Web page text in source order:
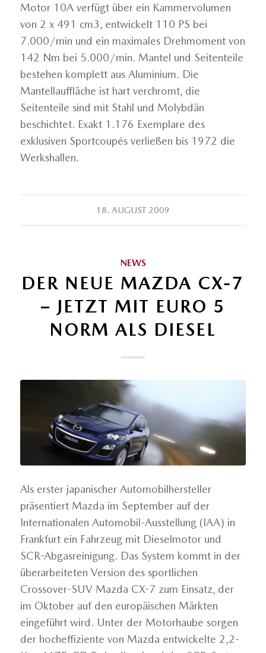
Motor 10A verfügt über ein Kammervolumen
von 2 x 491 cm3, entwickelt 110 PS bei
7.000/min und ein maximales Drehmoment von
142 Nm bei 5.000/min. Mantel und Seitenteile
bestehen komplett aus Aluminium. Die
Mantellauffläche ist hart verchromt, die
Seitenteile sind mit Stahl und Molybdän
beschichtet. Exakt 1.176 Exemplare des
exklusiven Sportcoupés verließen bis 1972 die
Werkshallen.
18. AUGUST 2009
NEWS
DER NEUE MAZDA CX-7
– JETZT MIT EURO 5
NORM ALS DIESEL
Als erster japanischer Automobilhersteller
präsentiert Mazda im September auf der
Internationalen Automobil-Ausstellung (IAA) in
Frankfurt ein Fahrzeug mit Dieselmotor und
SCR-Abgasreinigung. Das System kommt in der
überarbeiteten Version des sportlichen
Crossover-SUV Mazda CX-7 zum Einsatz, der
im Oktober auf den europäischen Märkten
eingeführt wird. Unter der Motorhaube sorgen
der hocheffiziente von Mazda entwickelte 2,2-